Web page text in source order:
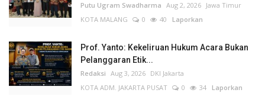
Putu Ugram Swadharma Aug 2, 2026 Jawa Timur
KOTA MALANG
0 40 Laporkan
Prof. Yanto: Kekeliruan Hukum Acara Bukan
Pelanggaran Etik...
Redaksi Aug 3, 2026 DKI Jakarta
KOTA ADM. JAKARTA PUSAT
0 34 Laporkan